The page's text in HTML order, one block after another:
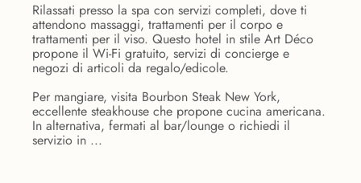
Rilassati presso la spa con servizi completi, dove ti
attendono massaggi, trattamenti per il corpo e
trattamenti per il viso. Questo hotel in stile Art Déco
propone il Wi-Fi gratuito, servizi di concierge e
negozi di articoli da regalo/edicole.
Per mangiare, visita Bourbon Steak New York,
eccellente steakhouse che propone cucina americana.
In alternativa, fermati al bar/lounge o richiedi il
servizio in ...